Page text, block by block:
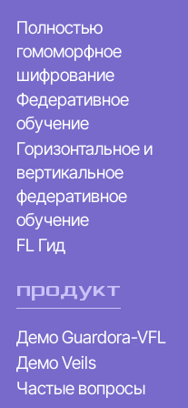
Полностью
гомоморфное
шифрование
Федеративное
обучение
Горизонтальное и
вертикальное
федеративное
обучение
FL Гид
продукт
Демо Guardora-VFL
Демо Veils
Частые вопросы